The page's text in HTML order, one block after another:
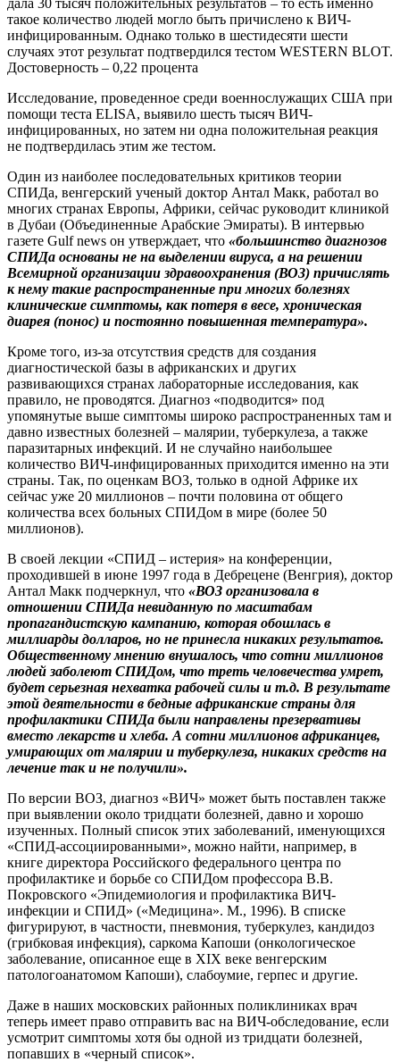
такое количество людей могло быть причислено к ВИЧ-
инфицированным. Однако только в шестидесяти шести
случаях этот результат подтвердился тестом WESTERN BLOT.
Достоверность – 0,22 процента
Исследование, проведенное среди военнослужащих США при
помощи теста ELISA, выявило шесть тысяч ВИЧ-
инфицированных, но затем ни одна положительная реакция
не подтвердилась этим же тестом.
Один из наиболее последовательных критиков теории
СПИДа, венгерский ученый доктор Антал Макк, работал во
многих странах Европы, Африки, сейчас руководит клиникой
в Дубаи (Объединенные Арабские Эмираты). В интервью
газете Gulf news он утверждает, что «большинство диагнозов
СПИДа основаны не на выделении вируса, а на решении
Всемирной организации здравоохранения (ВОЗ) причислять
к нему такие распространенные при многих болезнях
клинические симптомы, как потеря в весе, хроническая
диарея (понос) и постоянно повышенная температура».
Кроме того, из-за отсутствия средств для создания
диагностической базы в африканских и других
развивающихся странах лабораторные исследования, как
правило, не проводятся. Диагноз «подводится» под
упомянутые выше симптомы широко распространенных там и
давно известных болезней – малярии, туберкулеза, а также
паразитарных инфекций. И не случайно наибольшее
количество ВИЧ-инфицированных приходится именно на эти
страны. Так, по оценкам ВОЗ, только в одной Африке их
сейчас уже 20 миллионов – почти половина от общего
количества всех больных СПИДом в мире (более 50
миллионов).
В своей лекции «СПИД – истерия» на конференции,
проходившей в июне 1997 года в Дебрецене (Венгрия), доктор
Антал Макк подчеркнул, что «ВОЗ организовала в
отношении СПИДа невиданную по масштабам
пропагандистскую кампанию, которая обошлась в
миллиарды долларов, но не принесла никаких результатов.
Общественному мнению внушалось, что сотни миллионов
людей заболеют СПИДом, что треть человечества умрет,
будет серьезная нехватка рабочей силы и т.д. В результате
этой деятельности в бедные африканские страны для
профилактики СПИДа были направлены презервативы
вместо лекарств и хлеба. А сотни миллионов африканцев,
умирающих от малярии и туберкулеза, никаких средств на
лечение так и не получили».
По версии ВОЗ, диагноз «ВИЧ» может быть поставлен также
при выявлении около тридцати болезней, давно и хорошо
изученных. Полный список этих заболеваний, именующихся
«СПИД-ассоциированными», можно найти, например, в
книге директора Российского федерального центра по
профилактике и борьбе со СПИДом профессора В.В.
Покровского «Эпидемиология и профилактика ВИЧ-
инфекции и СПИД» («Медицина». М., 1996). В списке
фигурируют, в частности, пневмония, туберкулез, кандидоз
(грибковая инфекция), саркома Капоши (онкологическое
заболевание, описанное еще в ХIХ веке венгерским
патологоанатомом Капоши), слабоумие, герпес и другие.
Даже в наших московских районных поликлиниках врач
теперь имеет право отправить вас на ВИЧ-обследование, если
усмотрит симптомы хотя бы одной из тридцати болезней,
попавших в «черный список».